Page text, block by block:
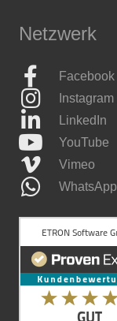
Netzwerk
Facebook
Instagram
LinkedIn
YouTube
Vimeo
WhatsApp